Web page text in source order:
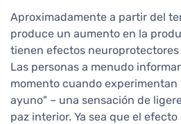
Aproximadamente a partir del
produce un aumento en la
tienen efectos
Las personas a menudo
momento cuando experimentan
ayuno" – una sensación de
paz interior. Ya sea que el